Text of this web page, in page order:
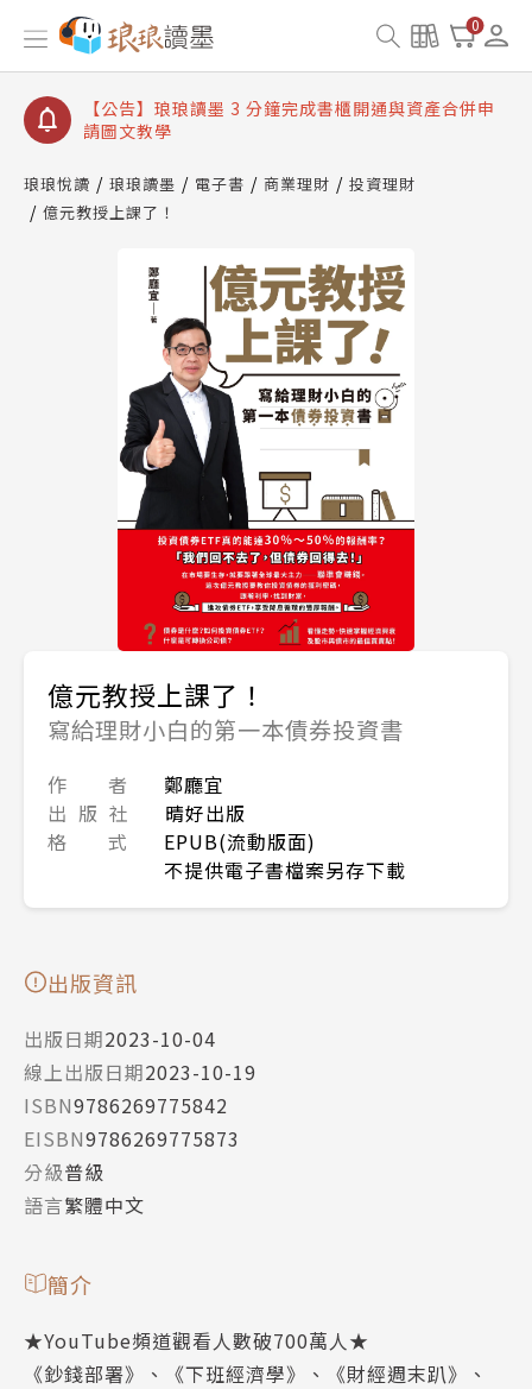
0
【公告】琅琅讀墨數位閱讀資產合併與書櫃開通申請
【公告】琅琅讀墨書櫃開通常見問題
【公告】琅琅讀墨 3 分鐘完成書櫃開通與資產合併申
請圖文教學
查詢
【公告】因 Readmoo 讀墨系統維護中，本站同步暫
停部分閱讀服務
琅琅悅讀 琅琅讀墨 電子書 商業理財
投資理財
億元教授上課了！
億元教授上課了！
寫給理財小白的第一本債券投資書
作 者
鄭廳宜
出 版 社
晴好出版
格 式
EPUB(流動版面)
不提供電子書檔案另存下載
出版資訊
出版日期2023-10-04
線上出版日期2023-10-19
ISBN9786269775842
EISBN9786269775873
分級普級
語言繁體中文
簡介
★YouTube頻道觀看人數破700萬人★
《鈔錢部署》、《下班經濟學》、《財經週末趴》、